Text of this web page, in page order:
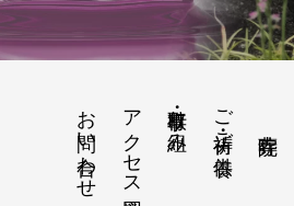
ご祈祷・ご供養
行事・取り組み
アクセス地図
お問い合わせ